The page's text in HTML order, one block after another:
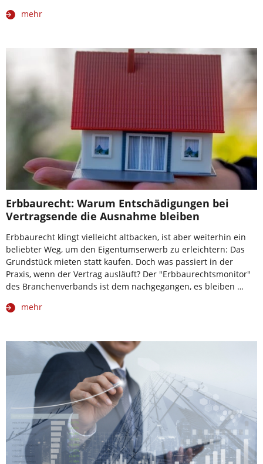
mehr
Erbbaurecht: Warum Entschädigungen bei
Vertragsende die Ausnahme bleiben
Erbbaurecht klingt vielleicht altbacken, ist aber weiterhin ein
beliebter Weg, um den Eigentumserwerb zu erleichtern: Das
Grundstück mieten statt kaufen. Doch was passiert in der
Praxis, wenn der Vertrag ausläuft? Der "Erbbaurechtsmonitor"
des Branchenverbands ist dem nachgegangen, es bleiben …
mehr